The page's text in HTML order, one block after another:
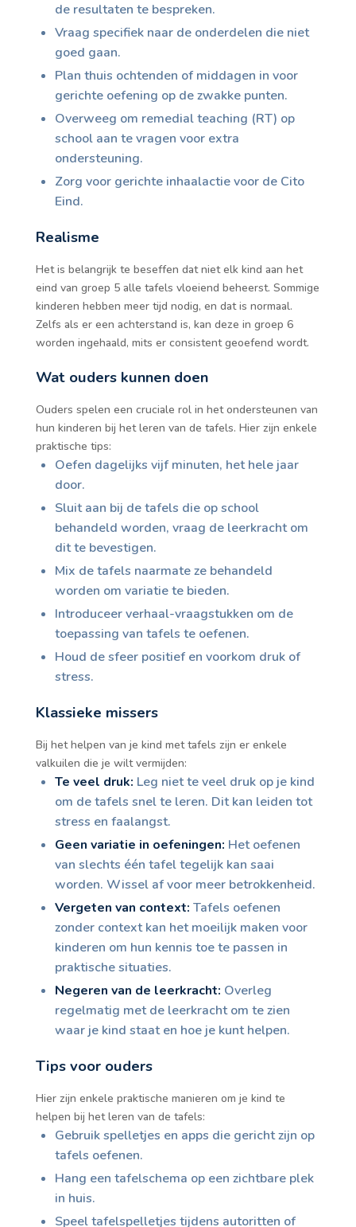
de resultaten te bespreken.
Vraag specifiek naar de onderdelen die niet
goed gaan.
Plan thuis ochtenden of middagen in voor
gerichte oefening op de zwakke punten.
Overweeg om remedial teaching (RT) op
school aan te vragen voor extra
ondersteuning.
Zorg voor gerichte inhaalactie voor de Cito
Eind.
Realisme
Het is belangrijk te beseffen dat niet elk kind aan het
eind van groep 5 alle tafels vloeiend beheerst. Sommige
kinderen hebben meer tijd nodig, en dat is normaal.
Zelfs als er een achterstand is, kan deze in groep 6
worden ingehaald, mits er consistent geoefend wordt.
Wat ouders kunnen doen
Ouders spelen een cruciale rol in het ondersteunen van
hun kinderen bij het leren van de tafels. Hier zijn enkele
praktische tips:
Oefen dagelijks vijf minuten, het hele jaar
door.
Sluit aan bij de tafels die op school
behandeld worden, vraag de leerkracht om
dit te bevestigen.
Mix de tafels naarmate ze behandeld
worden om variatie te bieden.
Introduceer verhaal-vraagstukken om de
toepassing van tafels te oefenen.
Houd de sfeer positief en voorkom druk of
stress.
Klassieke missers
Bij het helpen van je kind met tafels zijn er enkele
valkuilen die je wilt vermijden:
Te veel druk: Leg niet te veel druk op je kind
om de tafels snel te leren. Dit kan leiden tot
stress en faalangst.
Geen variatie in oefeningen: Het oefenen
van slechts één tafel tegelijk kan saai
worden. Wissel af voor meer betrokkenheid.
Vergeten van context: Tafels oefenen
zonder context kan het moeilijk maken voor
kinderen om hun kennis toe te passen in
praktische situaties.
Negeren van de leerkracht: Overleg
regelmatig met de leerkracht om te zien
waar je kind staat en hoe je kunt helpen.
Tips voor ouders
Hier zijn enkele praktische manieren om je kind te
helpen bij het leren van de tafels:
Gebruik spelletjes en apps die gericht zijn op
tafels oefenen.
Hang een tafelschema op een zichtbare plek
in huis.
Speel tafelspelletjes tijdens autoritten of